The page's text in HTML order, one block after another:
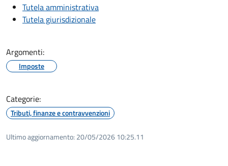
Tutela amministrativa
Tutela giurisdizionale
Argomenti:
Imposte
Categorie:
Tributi, finanze e contravvenzioni
Ultimo aggiornamento: 20/05/2026 10:25.11